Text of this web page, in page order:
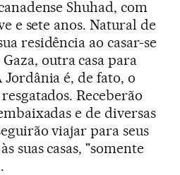
Shuhad, com
e sete anos. Natural de
residência ao casar-se
outra casa para
é, de fato, o
Receberão
e de diversas
viajar para seus
suas casas, "somente